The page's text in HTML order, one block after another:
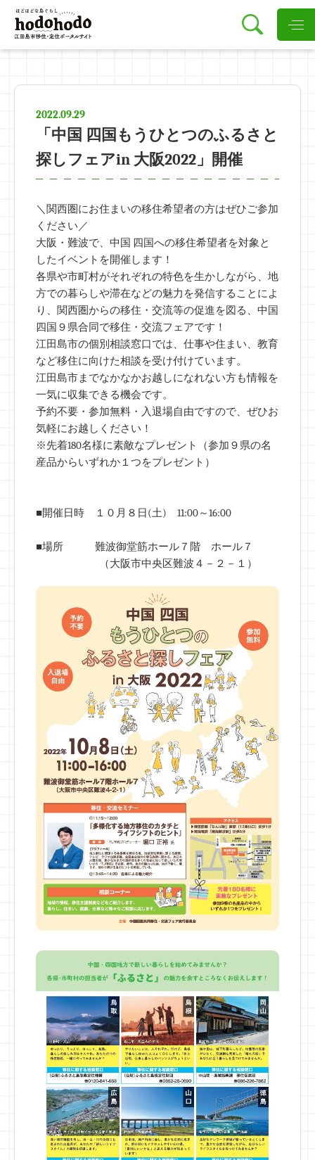
2022.09.29
「中国 四国もうひとつのふるさと
探しフェアin 大阪2022」開催
＼関西圏にお住まいの移住希望者の方はぜひご参加
ください／
大阪・難波で、中国 四国への移住希望者を対象と
したイベントを開催します！
各県や市町村がそれぞれの特色を生かしながら、地
方での暮らしや滞在などの魅力を発信することによ
り、関西圏からの移住・交流等の促進を図る、中国
四国９県合同で移住・交流フェアです！
江田島市の個別相談窓口では、仕事や住まい、教育
など移住に向けた相談を受け付けています。
江田島市までなかなかお越しになれない方も情報を
一気に収集できる機会です。
予約不要・参加無料・入退場自由ですので、ぜひお
気軽にお越しください！
※先着180名様に素敵なプレゼント（参加９県の名
産品からいずれか１つをプレゼント）
■開催日時 １０月８日(土) 11:00～16:00
■場所 難波御堂筋ホール７階 ホール７
（大阪市中央区難波４－２－１）